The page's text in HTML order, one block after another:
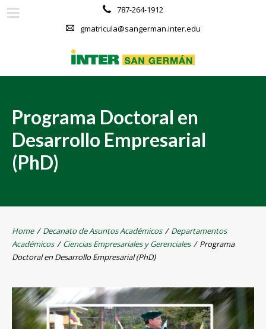
787-264-1912
gmatricula@sangerman.inter.edu
Programa Doctoral en
Desarrollo Empresarial
(PhD)
Home / Decanato de Asuntos Académicos / Departamentos
Académicos / Ciencias Empresariales y Gerenciales / Programa
Doctoral en Desarrollo Empresarial (PhD)